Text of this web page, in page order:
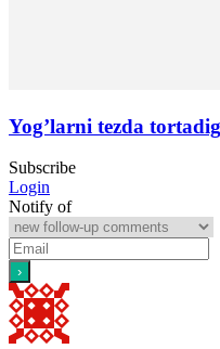
Yog’larni tezda
Subscribe
Login
Notify of